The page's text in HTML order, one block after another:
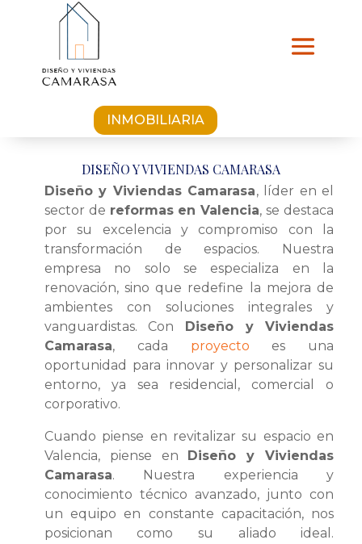
INMOBILIARIA
DISEÑO Y VIVIENDAS CAMARASA
Diseño y Viviendas Camarasa, líder en el
sector de reformas en Valencia, se destaca
por su excelencia y compromiso con la
transformación de espacios. Nuestra
empresa no solo se especializa en la
renovación, sino que redefine la mejora de
ambientes con soluciones integrales y
vanguardistas. Con Diseño y Viviendas
Camarasa, cada proyecto es una
oportunidad para innovar y personalizar su
entorno, ya sea residencial, comercial o
corporativo.
Cuando piense en revitalizar su espacio en
Valencia, piense en Diseño y Viviendas
Camarasa. Nuestra experiencia y
conocimiento técnico avanzado, junto con
un equipo en constante capacitación, nos
posicionan como su aliado ideal.